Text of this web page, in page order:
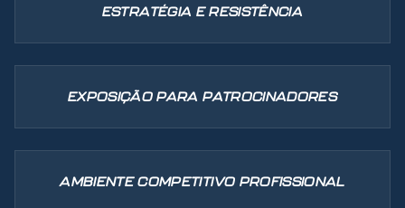
ESTRATÉGIA E RESISTÊNCIA
EXPOSIÇÃO PARA PATROCINADORES
AMBIENTE COMPETITIVO PROFISSIONAL